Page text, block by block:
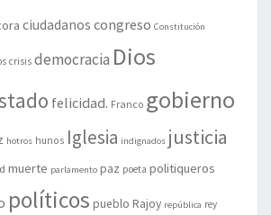
ciudadanos congreso Constitución
crisis democracia Dios
felicidad. Franco gobierno
hotros hunos Iglesia indignados justicia
muerte parlamento paz poeta politiqueros
políticos pueblo Rajoy república rey